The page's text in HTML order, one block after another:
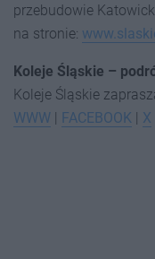
przebudowie
na stronie:
Koleje Śląskie –
Koleje Śląskie
WWW | FACEBOOK | X